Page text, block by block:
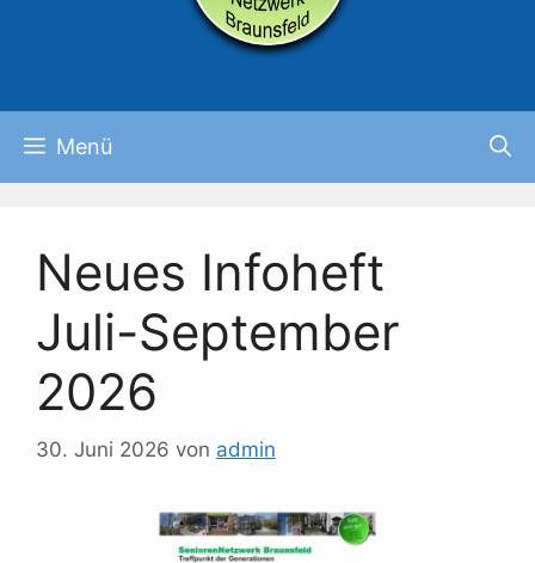
Menü
Neues Infoheft
Juli-September
2026
30. Juni 2026 von admin